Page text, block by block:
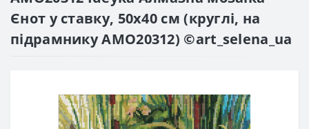
Єнот у ставку, 50x40 см (круглі, на
підрамнику AMO20312) ©art_selena_ua